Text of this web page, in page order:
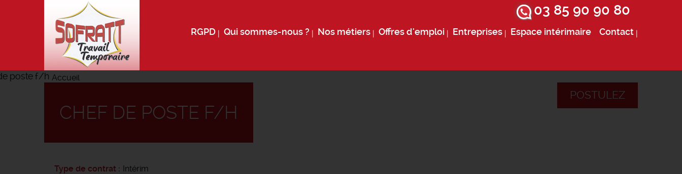
03 85 90 90 80
RGPD Qui sommes-nous ? Nos métiers Offres d'emploi Entreprises Espace intérimaire Contact
Accueil
POSTULEZ
CHEF DE POSTE F/H
Type de contrat
Intérim